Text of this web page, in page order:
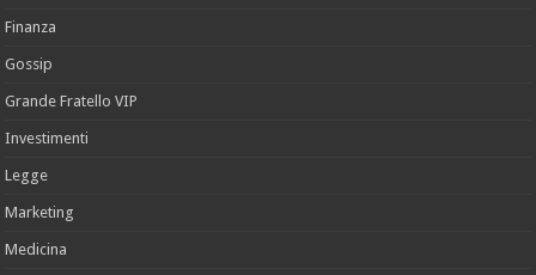
Finanza
Gossip
Grande Fratello VIP
Investimenti
Legge
Marketing
Medicina